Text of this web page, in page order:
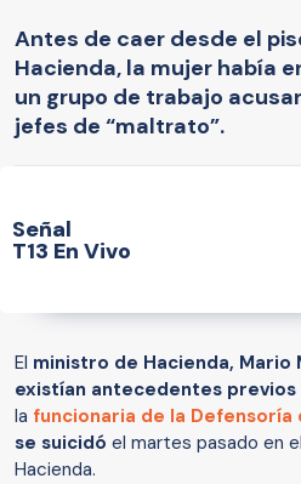
Antes de caer desde el
Hacienda, la mujer había
un grupo de trabajo
jefes de “maltrato”.
Señal
T13 En Vivo
El ministro de Hacienda, Mario
existían antecedentes previos
la funcionaria de la
se suicidó el martes pasado en
Hacienda.